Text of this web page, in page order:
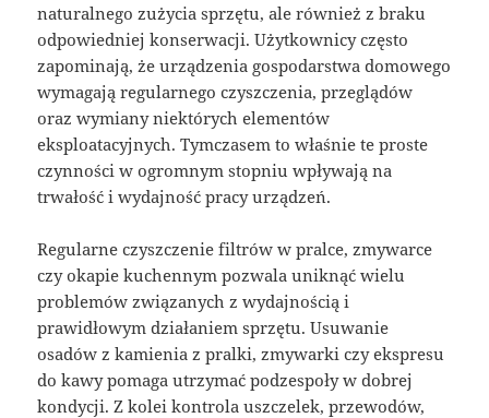
naturalnego zużycia sprzętu, ale również z braku
odpowiedniej konserwacji. Użytkownicy często
zapominają, że urządzenia gospodarstwa domowego
wymagają regularnego czyszczenia, przeglądów
oraz wymiany niektórych elementów
eksploatacyjnych. Tymczasem to właśnie te proste
czynności w ogromnym stopniu wpływają na
trwałość i wydajność pracy urządzeń.
Regularne czyszczenie filtrów w pralce, zmywarce
czy okapie kuchennym pozwala uniknąć wielu
problemów związanych z wydajnością i
prawidłowym działaniem sprzętu. Usuwanie
osadów z kamienia z pralki, zmywarki czy ekspresu
do kawy pomaga utrzymać podzespoły w dobrej
kondycji. Z kolei kontrola uszczelek, przewodów,